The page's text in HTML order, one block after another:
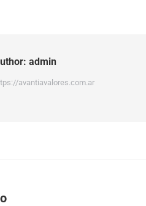
admin
avantiavalores.com.ar